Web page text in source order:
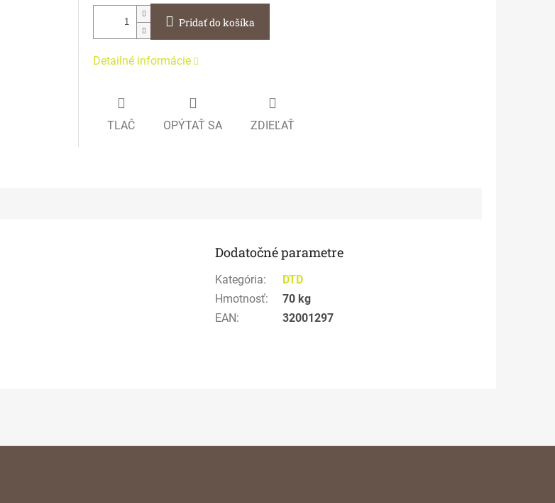
Pridať do košíka
Detailné informácie
TLAČ OPÝTAŤ SA ZDIEĽAŤ
Dodatočné parametre
Kategória:
DTD
Hmotnosť:
70 kg
EAN: 32001297